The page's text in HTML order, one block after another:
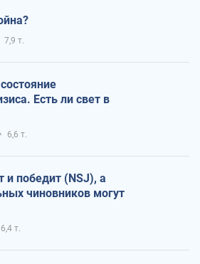
7,9 т.
Есть ли свет в
6,6 т.
и победит (NSJ), а
чиновников могут
6,4 т.